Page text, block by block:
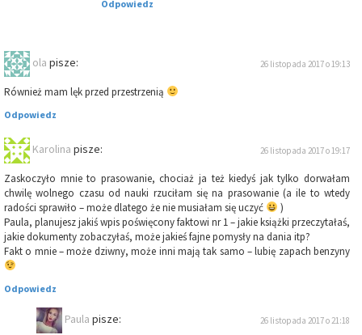
Odpowiedz
ola pisze: 26 listopada 2017 o 19:13
Również mam lęk przed przestrzenią
Odpowiedz
Karolina pisze: 26 listopada 2017 o 19:17
Zaskoczyło mnie to prasowanie, chociaż ja też kiedyś jak tylko dorwałam
chwilę wolnego czasu od nauki rzuciłam się na prasowanie (a ile to wtedy
radości sprawiło – może dlatego że nie musiałam się uczyć
)
Paula, planujesz jakiś wpis poświęcony faktowi nr 1 – jakie książki przeczytałaś,
jakie dokumenty zobaczyłaś, może jakieś fajne pomysły na dania itp?
Fakt o mnie – może dziwny, może inni mają tak samo – lubię zapach benzyny
Odpowiedz
Paula pisze: 26 listopada 2017 o 21:18